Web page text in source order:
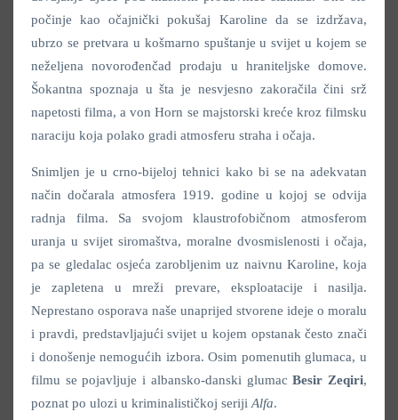
počinje kao očajnički pokušaj Karoline da se izdržava,
ubrzo se pretvara u košmarno spuštanje u svijet u kojem se
neželjena novorođenčad prodaju u hraniteljske domove.
Šokantna spoznaja u šta je nesvjesno zakoračila čini srž
napetosti filma, a von Horn se majstorski kreće kroz filmsku
naraciju koja polako gradi atmosferu straha i očaja.
Snimljen je u crno-bijeloj tehnici kako bi se na adekvatan
način dočarala atmosfera 1919. godine u kojoj se odvija
radnja filma. Sa svojom klaustrofobičnom atmosferom
uranja u svijet siromaštva, moralne dvosmislenosti i očaja,
pa se gledalac osjeća zarobljenim uz naivnu Karoline, koja
je zapletena u mreži prevare, eksploatacije i nasilja.
Neprestano osporava naše unaprijed stvorene ideje o moralu
i pravdi, predstavljajući svijet u kojem opstanak često znači
i donošenje nemogućih izbora. Osim pomenutih glumaca, u
filmu se pojavljuje i albansko-danski glumac Besir Zeqiri,
poznat po ulozi u kriminalističkoj seriji Alfa.